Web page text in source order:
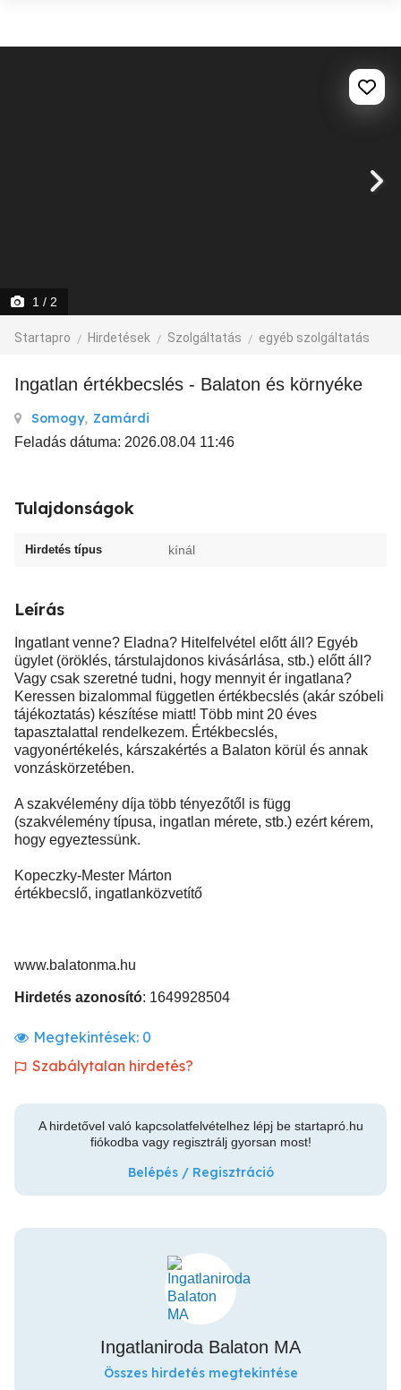
1 / 2
Startapro Hirdetések Szolgáltatás egyéb szolgáltatás
Ingatlan értékbecslés - Balaton és környéke
Somogy, Zamárdi
Feladás dátuma: 2026.08.04 11:46
Tulajdonságok
Hirdetés típus kínál
Leírás
Ingatlant venne? Eladna? Hitelfelvétel előtt áll? Egyéb
ügylet (öröklés, társtulajdonos kivásárlása, stb.) előtt áll?
Vagy csak szeretné tudni, hogy mennyit ér ingatlana?
Keressen bizalommal független értékbecslés (akár szóbeli
tájékoztatás) készítése miatt! Több mint 20 éves
tapasztalattal rendelkezem. Értékbecslés,
vagyonértékelés, kárszakértés a Balaton körül és annak
vonzáskörzetében.
A szakvélemény díja több tényezőtől is függ
(szakvélemény típusa, ingatlan mérete, stb.) ezért kérem,
hogy egyeztessünk.
Kopeczky-Mester Márton
értékbecslő, ingatlanközvetítő
www.balatonma.hu
Hirdetés azonosító: 1649928504
Megtekintések: 0
Szabálytalan hirdetés?
A hirdetővel való kapcsolatfelvételhez lépj be startapró.hu
fiókodba vagy regisztrálj gyorsan most!
Belépés / Regisztráció
Ingatlaniroda Balaton MA
Összes hirdetés megtekintése